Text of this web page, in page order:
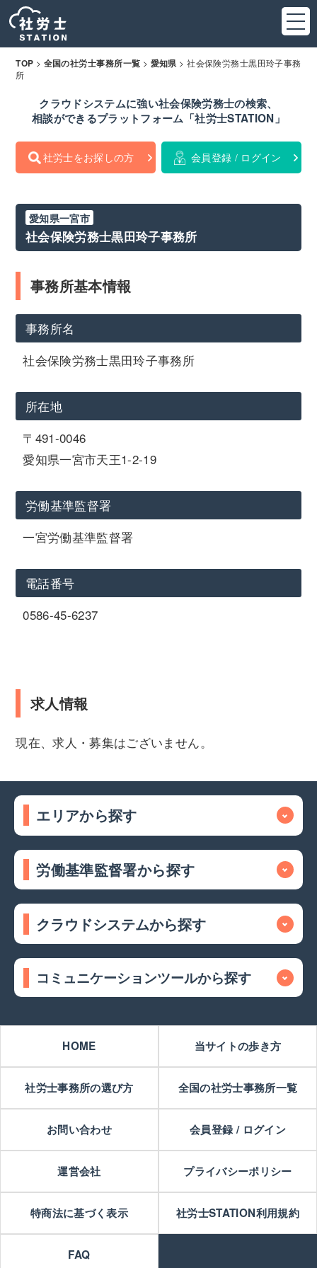
TOP > 全国の社労士事務所一覧 > 愛知県 >社会保険労務士黒田玲子事務
所
クラウドシステムに強い社会保険労務士の検索、
相談ができるプラットフォーム「社労士STATION」
社労士をお探しの方 会員登録 / ログイン
愛知県一宮市
社会保険労務士黒田玲子事務所
事務所基本情報
事務所名
社会保険労務士黒田玲子事務所
所在地
〒491-0046
愛知県一宮市天王1-2-19
労働基準監督署
一宮労働基準監督署
電話番号
0586-45-6237
求人情報
現在、求人・募集はございません。
エリアから探す
労働基準監督署から探す
クラウドシステムから探す
コミュニケーションツールから探す
HOME 当サイトの歩き方
社労士事務所の選び方 全国の社労士事務所一覧
お問い合わせ 会員登録 / ログイン
運営会社 プライバシーポリシー
特商法に基づく表示 社労士STATION利用規約
FAQ